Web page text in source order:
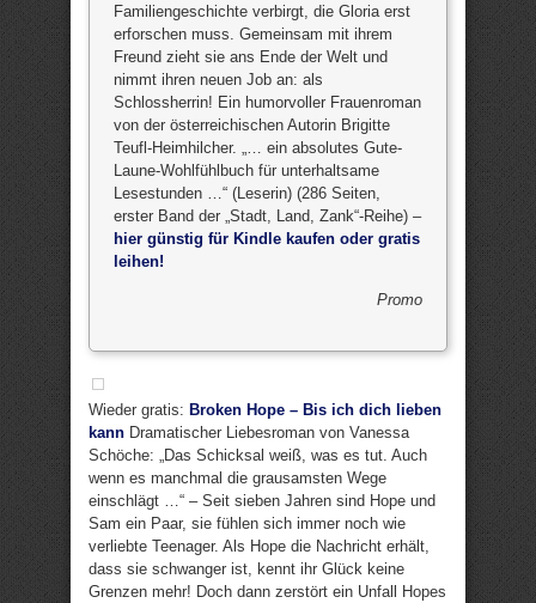
Familiengeschichte verbirgt, die Gloria erst
erforschen muss. Gemeinsam mit ihrem
Freund zieht sie ans Ende der Welt und
nimmt ihren neuen Job an: als
Schlossherrin! Ein humorvoller Frauenroman
von der österreichischen Autorin Brigitte
Teufl-Heimhilcher. „… ein absolutes Gute-
Laune-Wohlfühlbuch für unterhaltsame
Lesestunden …“ (Leserin) (286 Seiten,
erster Band der „Stadt, Land, Zank“-Reihe) –
hier günstig für Kindle kaufen oder gratis
leihen!
Promo
Wieder gratis: Broken Hope – Bis ich dich lieben
kann Dramatischer Liebesroman von Vanessa
Schöche: „Das Schicksal weiß, was es tut. Auch
wenn es manchmal die grausamsten Wege
einschlägt …“ – Seit sieben Jahren sind Hope und
Sam ein Paar, sie fühlen sich immer noch wie
verliebte Teenager. Als Hope die Nachricht erhält,
dass sie schwanger ist, kennt ihr Glück keine
Grenzen mehr! Doch dann zerstört ein Unfall Hopes